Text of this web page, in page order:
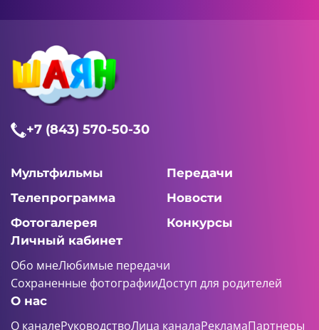
+7 (843) 570-50-30
Мультфильмы
Передачи
Телепрограмма
Новости
Фотогалерея
Конкурсы
Личный кабинет
Обо мнеЛюбимые передачи
Сохраненные фотографииДоступ для родителей
О нас
О каналеРуководствоЛица каналаРекламаПартнеры